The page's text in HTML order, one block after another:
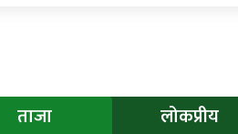
ताजा लोकप्रीय